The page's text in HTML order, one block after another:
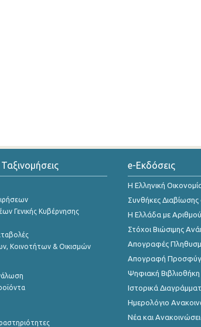
Γενικής Κυβέρνησης
Κοινοτήτων & Οικισμών
e-Εκδόσεις
Η Ελληνική
Συνθήκες
Η Ελλάδα με
Στόχοι Βιώσιμης
Απογραφές
Απογραφή
Ψηφιακή Βιβλιοθήκη
Ιστορικά
Ημερολόγιο
Νέα και